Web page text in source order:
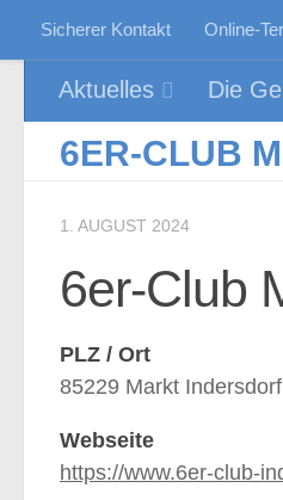
Zum Inhalt springen
Sicherer Kontakt Online-
Aktuelles Die
6ER-CLUB
1. AUGUST 2024
6er-Club
PLZ / Ort
85229 Markt Indersdorf
Webseite
https://www.6er-club-